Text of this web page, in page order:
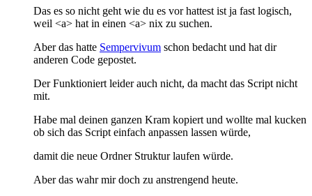
Das es so nicht geht wie du es vor hattest ist ja fast logisch,
weil <a> hat in einen <a> nix zu suchen.
Aber das hatte Sempervivum schon bedacht und hat dir
anderen Code gepostet.
Der Funktioniert leider auch nicht, da macht das Script nicht
mit.
Habe mal deinen ganzen Kram kopiert und wollte mal kucken
ob sich das Script einfach anpassen lassen würde,
damit die neue Ordner Struktur laufen würde.
Aber das wahr mir doch zu anstrengend heute.